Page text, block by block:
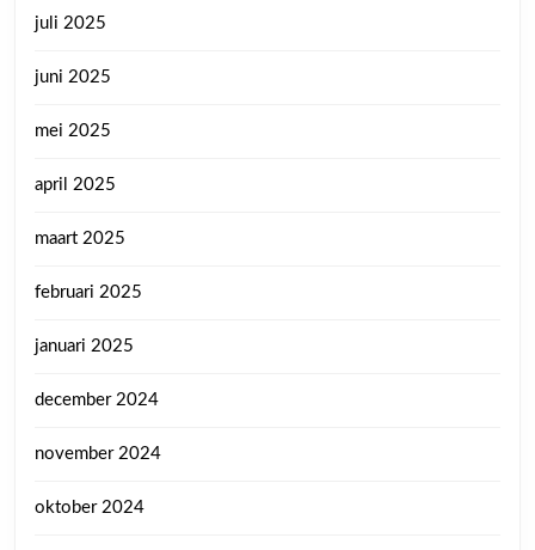
juli 2025
juni 2025
mei 2025
april 2025
maart 2025
februari 2025
januari 2025
december 2024
november 2024
oktober 2024